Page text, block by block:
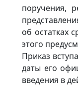
поручения,
об остатках
этого
Приказ
даты его
введения в